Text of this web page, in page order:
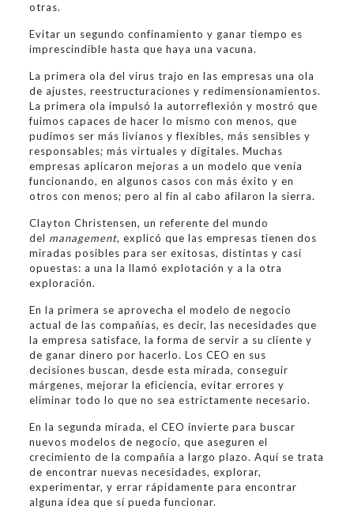
otras.
Evitar un segundo confinamiento y ganar tiempo es
imprescindible hasta que haya una vacuna.
La primera ola del virus trajo en las empresas una ola
de ajustes, reestructuraciones y redimensionamientos.
La primera ola impulsó la autorreflexión y mostró que
fuimos capaces de hacer lo mismo con menos, que
pudimos ser más livianos y flexibles, más sensibles y
responsables; más virtuales y digitales. Muchas
empresas aplicaron mejoras a un modelo que venía
funcionando, en algunos casos con más éxito y en
otros con menos; pero al fin al cabo afilaron la sierra.
Clayton Christensen, un referente del mundo
del management, explicó que las empresas tienen dos
miradas posibles para ser exitosas, distintas y casi
opuestas: a una la llamó explotación y a la otra
exploración.
En la primera se aprovecha el modelo de negocio
actual de las compañías, es decir, las necesidades que
la empresa satisface, la forma de servir a su cliente y
de ganar dinero por hacerlo. Los CEO en sus
decisiones buscan, desde esta mirada, conseguir
márgenes, mejorar la eficiencia, evitar errores y
eliminar todo lo que no sea estrictamente necesario.
En la segunda mirada, el CEO invierte para buscar
nuevos modelos de negocio, que aseguren el
crecimiento de la compañía a largo plazo. Aquí se trata
de encontrar nuevas necesidades, explorar,
experimentar, y errar rápidamente para encontrar
alguna idea que sí pueda funcionar.